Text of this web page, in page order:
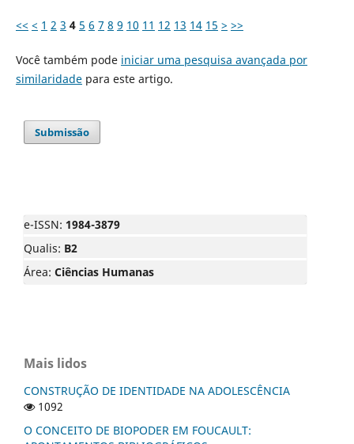
<< < 1 2 3 4 5 6 7 8 9 10 11 12 13 14 15 > >>
Você também pode iniciar uma pesquisa avançada por
similaridadepara este artigo.
Submissão
e-ISSN: 1984-3879
Qualis: B2
Área: Ciências Humanas
Mais lidos
CONSTRUÇÃO DE IDENTIDADE NA ADOLESCÊNCIA
1092
O CONCEITO DE BIOPODER EM FOUCAULT: